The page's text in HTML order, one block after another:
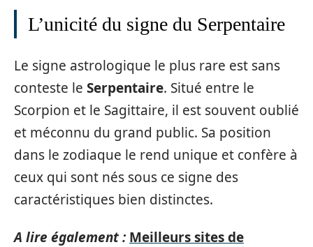
L’unicité du signe du Serpentaire
Le signe astrologique le plus rare est sans
conteste le Serpentaire. Situé entre le
Scorpion et le Sagittaire, il est souvent oublié
et méconnu du grand public. Sa position
dans le zodiaque le rend unique et confère à
ceux qui sont nés sous ce signe des
caractéristiques bien distinctes.
A lire également : Meilleurs sites de